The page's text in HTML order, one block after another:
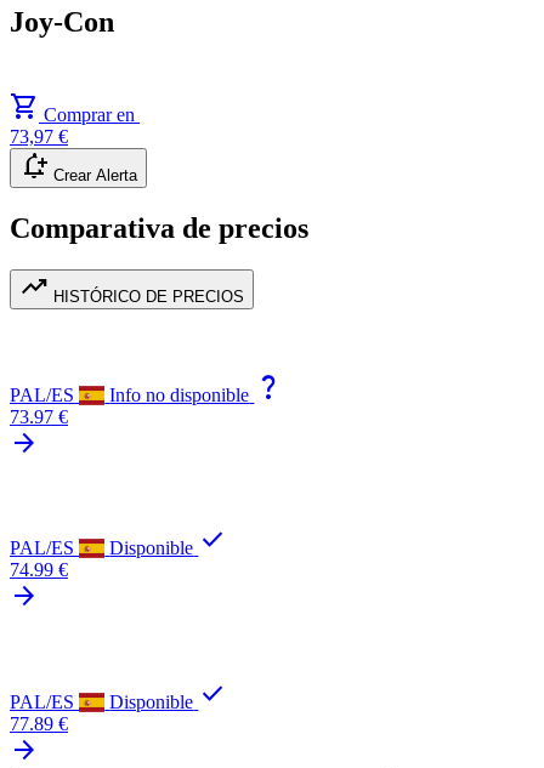
Joy-Con
shopping_cart Comprar en
73,97 €
notification_add Crear Alerta
Comparativa de precios
trending_up HISTÓRICO DE PRECIOS
PAL/ES Info no disponible question_mark
73.97 €
arrow_forward
PAL/ES Disponible check
74.99 €
arrow_forward
PAL/ES Disponible check
77.89 €
arrow_forward